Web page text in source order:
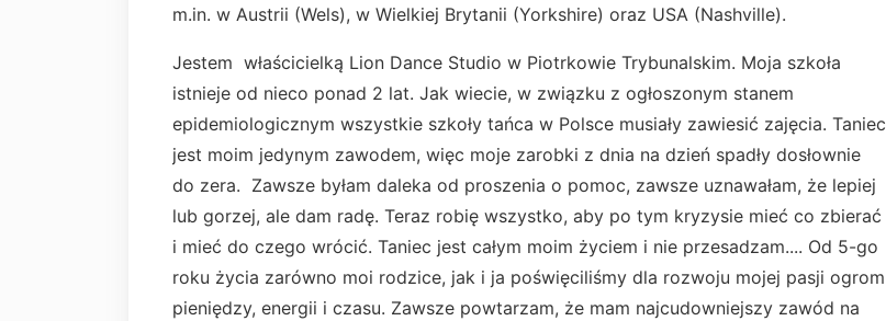
m.in. w Austrii (Wels), w Wielkiej Brytanii (Yorkshire) oraz USA (Nashville).
Jestem właścicielką Lion Dance Studio w Piotrkowie Trybunalskim. Moja szkoła
istnieje od nieco ponad 2 lat. Jak wiecie, w związku z ogłoszonym stanem
epidemiologicznym wszystkie szkoły tańca w Polsce musiały zawiesić zajęcia. Taniec
jest moim jedynym zawodem, więc moje zarobki z dnia na dzień spadły dosłownie
do zera. Zawsze byłam daleka od proszenia o pomoc, zawsze uznawałam, że lepiej
lub gorzej, ale dam radę. Teraz robię wszystko, aby po tym kryzysie mieć co zbierać
i mieć do czego wrócić. Taniec jest całym moim życiem i nie przesadzam.... Od 5-go
roku życia zarówno moi rodzice, jak i ja poświęciliśmy dla rozwoju mojej pasji ogrom
pieniędzy, energii i czasu. Zawsze powtarzam, że mam najcudowniejszy zawód na